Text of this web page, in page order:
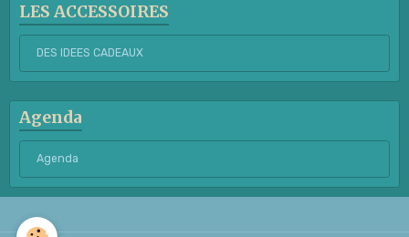
LES ACCESSOIRES
DES IDEES CADEAUX
Agenda
Agenda